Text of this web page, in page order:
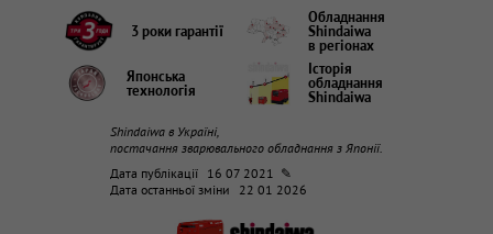
3 роки гарантії
Обладнання
Shindaiwa
в регіонах
Японська
технологія
Історія
обладнання
Shindaiwa
Shindaiwa в Україні,
постачання зварювального обладнання з Японії.
Дата публікації 16 07 2021 ✎
Дата останньої зміни
22 01 2026